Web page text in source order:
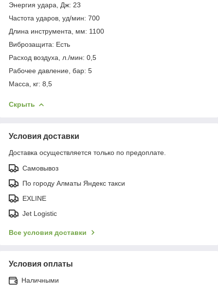
Энергия удара, Дж: 23
Частота ударов, уд/мин: 700
Длина инструмента, мм: 1100
Виброзащита: Есть
Расход воздуха, л./мин: 0,5
Рабочее давление, бар: 5
Масса, кг: 8,5
Скрыть
Условия доставки
Доставка осуществляется только по предоплате.
Самовывоз
По городу Алматы Яндекс такси
EXLINE
Jet Logistic
Все условия доставки
Условия оплаты
Наличными